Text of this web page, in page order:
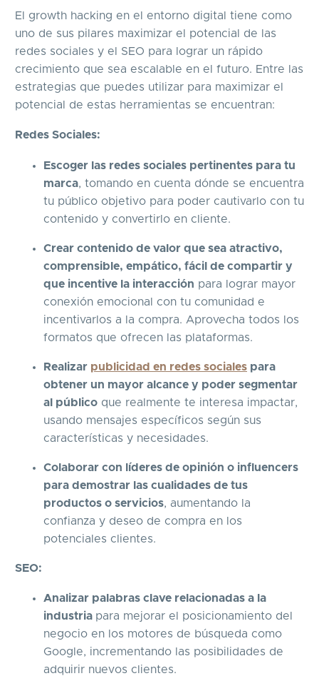
El growth hacking en el entorno digital tiene como
uno de sus pilares maximizar el potencial de las
redes sociales y el SEO para lograr un rápido
crecimiento que sea escalable en el futuro. Entre las
estrategias que puedes utilizar para maximizar el
potencial de estas herramientas se encuentran:
Redes Sociales:
Escoger las redes sociales pertinentes para tu
marca, tomando en cuenta dónde se encuentra
tu público objetivo para poder cautivarlo con tu
contenido y convertirlo en cliente.
Crear contenido de valor que sea atractivo,
comprensible, empático, fácil de compartir y
que incentive la interacción para lograr mayor
conexión emocional con tu comunidad e
incentivarlos a la compra. Aprovecha todos los
formatos que ofrecen las plataformas.
Realizar publicidad en redes sociales para
obtener un mayor alcance y poder segmentar
al público que realmente te interesa impactar,
usando mensajes específicos según sus
características y necesidades.
Colaborar con líderes de opinión o influencers
para demostrar las cualidades de tus
productos o servicios, aumentando la
confianza y deseo de compra en los
potenciales clientes.
SEO:
Analizar palabras clave relacionadas a la
industria para mejorar el posicionamiento del
negocio en los motores de búsqueda como
Google, incrementando las posibilidades de
adquirir nuevos clientes.